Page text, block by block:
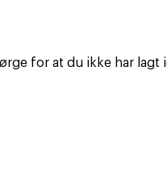
for at du ikke har